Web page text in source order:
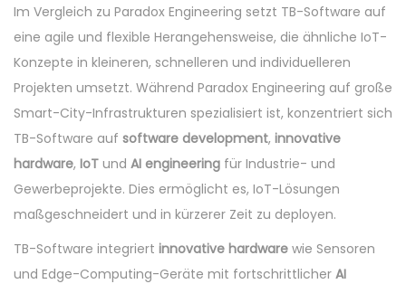
Im Vergleich zu Paradox Engineering setzt TB-Software auf
eine agile und flexible Herangehensweise, die ähnliche IoT-
Konzepte in kleineren, schnelleren und individuelleren
Projekten umsetzt. Während Paradox Engineering auf große
Smart-City-Infrastrukturen spezialisiert ist, konzentriert sich
TB-Software auf software development, innovative
hardware, IoT und AI engineering für Industrie- und
Gewerbeprojekte. Dies ermöglicht es, IoT-Lösungen
maßgeschneidert und in kürzerer Zeit zu deployen.
TB-Software integriert innovative hardware wie Sensoren
und Edge-Computing-Geräte mit fortschrittlicher AI